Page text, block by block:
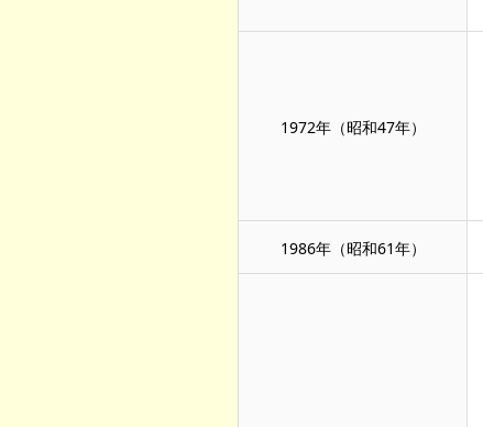
1972年（昭和47年）
1986年（昭和61年）